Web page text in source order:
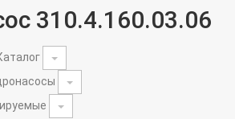
310.4.160.03.06